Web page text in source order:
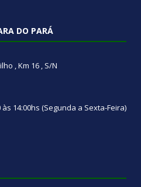
DO PARÁ
, Km 16 , S/N
14:00hs (Segunda a Sexta-Feira)